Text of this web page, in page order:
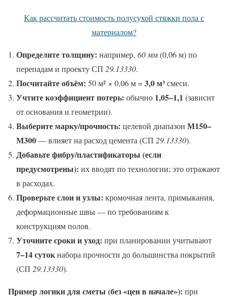
Как рассчитать стоимость полусухой стяжки пола с
материалом?
Определите толщину: например, 60 мм(0,06 м) по
перепадам и проекту СП 29.13330.
Посчитайте объём: 50 м² × 0,06 м =3,0 м³смеси.
Учтите коэффициент потерь: обычно 1,05–1,1 (зависит
от основания и геометрии).
Выберите марку/прочность: целевой диапазон М150–
М300— влияет на расход цемента (СП 29.13330).
Добавьте фибру/пластификаторы (если
предусмотрены): их вводят по технологии; это отражают
в расходах.
Проверьте слои и узлы: кромочная лента, примыкания,
деформационные швы — по требованиям к
конструкциям полов.
Уточните сроки и уход: при планировании учитывают
7–14 сутокнабора прочности до большинства покрытий
(СП 29.13330).
Пример логики для сметы (без «цен в начале»): при